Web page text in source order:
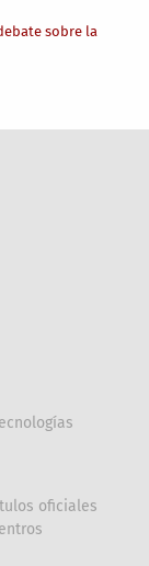
sobre la
oficiales